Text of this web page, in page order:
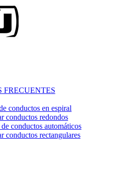
FRECUENTES
conductos en espiral
conductos redondos
conductos automáticos
conductos rectangulares